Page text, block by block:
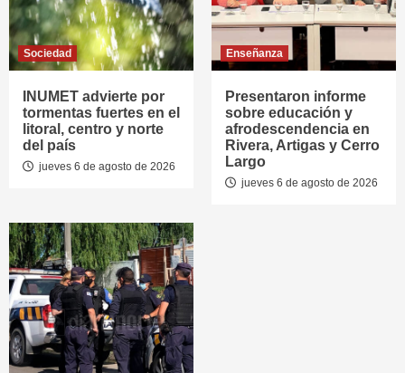
Sociedad
INUMET advierte por
tormentas fuertes en el
litoral, centro y norte
del país
jueves 6 de agosto de 2026
Enseñanza
Presentaron informe
sobre educación y
afrodescendencia en
Rivera, Artigas y Cerro
Largo
jueves 6 de agosto de 2026